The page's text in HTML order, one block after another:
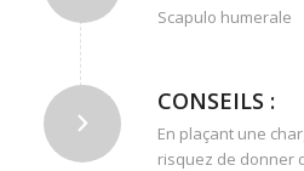
Scapulo humerale
CONSEILS :
En plaçant une
risquez de donner